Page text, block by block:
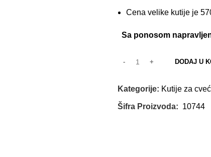
Cena velike kutije je
Sa ponosom
DODAJ U
Kategorije: Kutije za
Šifra Proizvoda: 10744